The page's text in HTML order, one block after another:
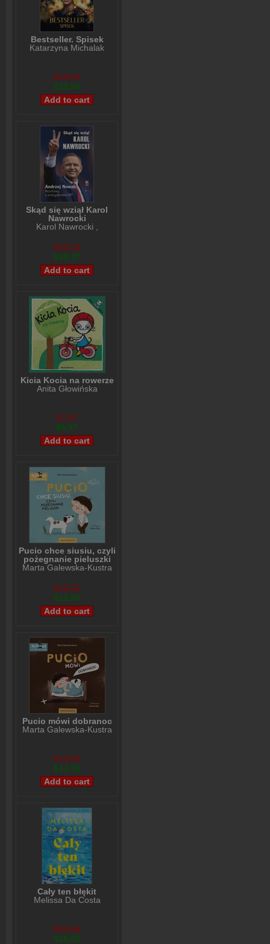
Bestseller. Spisek
Katarzyna Michalak
$29,92
$22,94
Skąd się wziął Karol
Nawrocki
Karol Nawrocki
$49,48
$39,37
Kicia Kocia na rowerze
Anita Głowińska
$7,97
$6,97
Pucio chce siusiu, czyli
pożegnanie pieluszki
Marta Galewska-Kustra
$15,95
$12,96
Pucio mówi dobranoc
Marta Galewska-Kustra
$15,95
$12,96
Cały ten błękit
Melissa Da Costa
$32,68
$28,92